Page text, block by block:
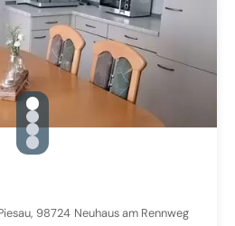
gallery.slide_selector
Zu Slide 1 wechseln
Zu Slide 2 wechseln
Zu Slide 3 wechseln
Zu Slide 4 wechseln
98724 Neuhaus am Rennweg